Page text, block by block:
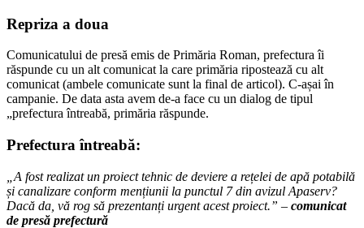
Repriza a doua
Comunicatului de presă emis de Primăria Roman, prefectura îi
răspunde cu un alt comunicat la care primăria ripostează cu alt
comunicat (ambele comunicate sunt la final de articol). C-așai în
campanie. De data asta avem de-a face cu un dialog de tipul
„prefectura întreabă, primăria răspunde.
Prefectura întreabă:
„A fost realizat un proiect tehnic de deviere a rețelei de apă potabilă
și canalizare conform mențiunii la punctul 7 din avizul Apaserv?
Dacă da, vă rog să prezentanți urgent acest proiect.” – comunicat
de presă prefectură